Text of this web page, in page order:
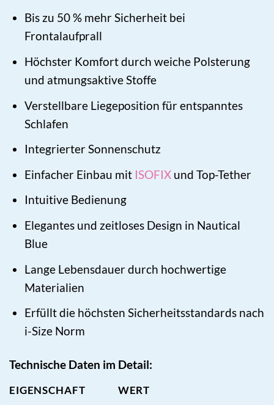
Bis zu 50 % mehr Sicherheit bei
Frontalaufprall
Höchster Komfort durch weiche Polsterung
und atmungsaktive Stoffe
Verstellbare Liegeposition für entspanntes
Schlafen
Integrierter Sonnenschutz
Einfacher Einbau mit ISOFIX und Top-Tether
Intuitive Bedienung
Elegantes und zeitloses Design in Nautical
Blue
Lange Lebensdauer durch hochwertige
Materialien
Erfüllt die höchsten Sicherheitsstandards nach
i-Size Norm
Technische Daten im Detail:
EIGENSCHAFT
WERT